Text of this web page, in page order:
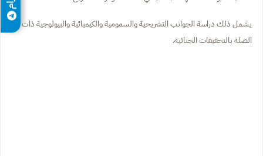
يشمل ذلك دراسة الجوانب التشريحية والسمومية والكيميائية والبيولوجية ذات
الصلة بالتحقيقات الجنائية.